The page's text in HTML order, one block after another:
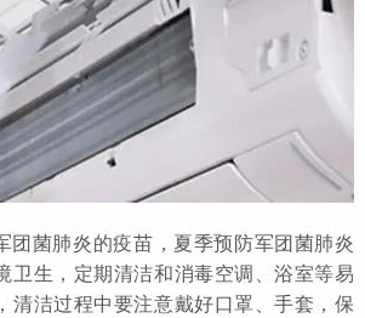
团菌肺炎的疫苗，夏季预防军团菌肺炎
卫生，定期清洁和消毒空调、浴室等易
清洁过程中要注意戴好口罩、手套，保